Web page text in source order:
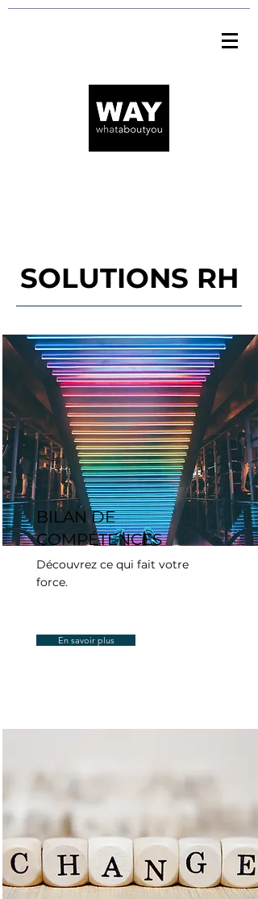
SOLUTIONS RH
BILAN DE
COMPÉTENCES
Découvrez ce qui fait votre
force.
En savoir plus